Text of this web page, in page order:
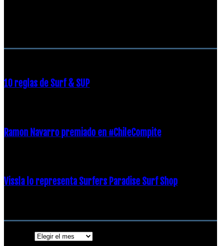
10 reglas de Surf & SUP
Ramon Navarro premiado en #ChileCompite
Vissla lo representa Surfers Paradise Surf Shop